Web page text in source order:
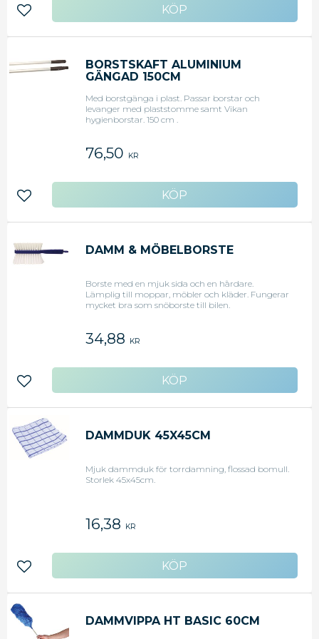
Lägg till i favoriter
BORSTSKAFT ALUMINIUM
GÄNGAD 150CM
Med borstgänga i plast. Passar borstar och
levanger med plaststomme samt Vikan
hygienborstar. 150 cm .
76,50 KR
Lägg till i favoriter
DAMM & MÖBELBORSTE
Borste med en mjuk sida och en hårdare.
Lämplig till moppar, möbler och kläder. Fungerar
mycket bra som snöborste till bilen.
34,88 KR
Lägg till i favoriter
DAMMDUK 45X45CM
Mjuk dammduk för torrdamning, flossad bomull.
Storlek 45x45cm.
16,38 KR
Lägg till i favoriter
DAMMVIPPA HT BASIC 60CM